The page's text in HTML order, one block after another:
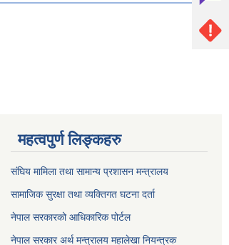
महत्वपुर्ण लिङ्कहरु
संघिय मामिला तथा सामान्य प्रशासन मन्त्रालय
सामाजिक सुरक्षा तथा व्यक्तिगत घटना दर्ता
नेपाल सरकारको आधिकारिक पोर्टल
नेपाल सरकार अर्थ मन्त्रालय महालेखा नियन्त्रक